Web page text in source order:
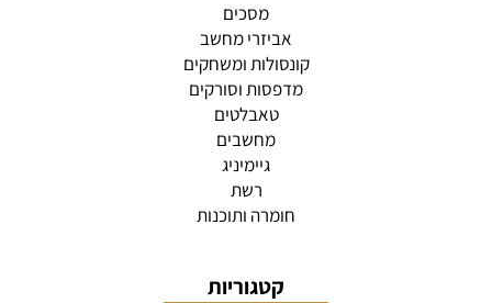
מסכים
אביזרי מחשב
קונסולות ומשחקים
מדפסות וסורקים
טאבלטים
מחשבים
גיימיניג
רשת
חומרה ותוכנות
קטגוריות